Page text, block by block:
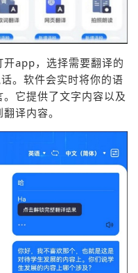
app，选择需要翻译的
。软件会实时将你的语
它提供了文字内容以及
译内容。